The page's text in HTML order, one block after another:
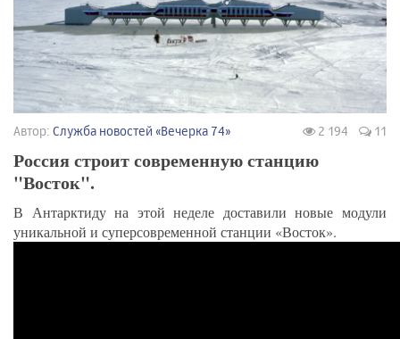
Автор: Служба новостей «Вечерка 74» 2 194 11
Россия строит современную станцию
"Восток".
В Антарктиду на этой неделе доставили новые модули
уникальной и суперсовременной станции «Восток».